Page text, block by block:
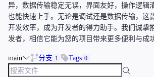
异，数据传输稳定无误，界面友好，操作逻辑
也能快速上手。无论是调试还是数据传输，这
开发效率，成为开发者的得力助手。我们诚挚
发者，相信它能为您的项目带来更多便利与成功
main 分支 1 Tags 0